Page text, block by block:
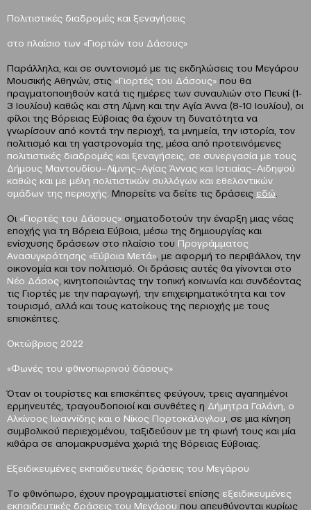
Πολιτιστικές διαδρομές και ξεναγήσεις
στο πλαίσιο των «Γιορτών του Δάσους»
Παράλληλα, και σε συντονισμό με τις εκδηλώσεις του Μεγάρου
Μουσικής Αθηνών, στις «Γιορτές του Δάσους» που θα
πραγματοποιηθούν κατά τις ημέρες των συναυλιών στο Πευκί (1-
3 Ιουλίου) καθώς και στη Λίμνη και την Αγία Άννα (8-10 Ιουλίου), οι
φίλοι της Βόρειας Εύβοιας θα έχουν τη δυνατότητα να
γνωρίσουν από κοντά την περιοχή, τα μνημεία, την ιστορία, τον
πολιτισμό και τη γαστρονομία της, μέσα από προτεινόμενες
πολιτιστικές διαδρομές και ξεναγήσεις, σε συνεργασία με τους
Δήμους Μαντουδίου–Λίμνης–Αγίας Άννας και Ιστιαίας–Αιδηψού
καθώς και με μέλη πολιτιστικών συλλόγων και εθελοντικών
ομάδων της περιοχής. Μπορείτε να δείτε τις δράσεις εδώ
Οι «Γιορτές του Δάσους» σηματοδοτούν την έναρξη μιας νέας
εποχής για τη Βόρεια Εύβοια, μέσω της δημιουργίας και
ενίσχυσης δράσεων στο πλαίσιο του Προγράμματος
Ανασυγκρότησης «Εύβοια Μετά» , με αφορμή το περιβάλλον, την
οικονομία και τον πολιτισμό. Οι δράσεις αυτές θα γίνονται στο
Νέο Δάσος , κινητοποιώντας την τοπική κοινωνία και συνδέοντας
τις Γιορτές με την παραγωγή, την επιχειρηματικότητα και τον
τουρισμό, αλλά και τους κατοίκους της περιοχής με τους
επισκέπτες.
Οκτώβριος 2022
«Φωνές του φθινοπωρινού δάσους»
Όταν οι τουρίστες και επισκέπτες φεύγουν, τρεις αγαπημένοι
ερμηνευτές, τραγουδοποιοί και συνθέτες η Δήμητρα Γαλάνη, ο
Αλκίνοος Ιωαννίδης και ο Νίκος Πορτοκάλογλου , σε μια κίνηση
συμβολικού περιεχομένου, ταξιδεύουν με τη φωνή τους και μία
κιθάρα σε απομακρυσμένα χωριά της Βόρειας Εύβοιας.
Εξειδικευμένες εκπαιδευτικές δράσεις του Μεγάρου
Το φθινόπωρο, έχουν προγραμματιστεί επίσης εξειδικευμένες
εκπαιδευτικές δράσεις του Μεγάρου που απευθύνονται κυρίως